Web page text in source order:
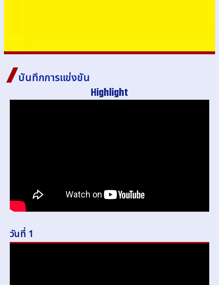
บันทึกการแข่งขัน
Highlight
วันที่ 1